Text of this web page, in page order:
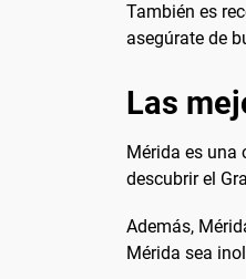
También es
asegúrate de
Las
Mérida es una
descubrir el
Además,
Mérida sea